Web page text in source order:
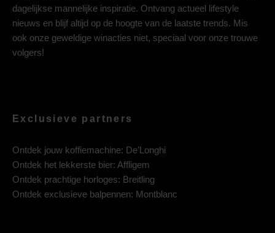
dagelijkse mannelijke inspiratie. Ontvang actueel lifestyle
nieuws en blijf altijd op de hoogte van de laatste trends. Mis
ook onze geweldige winacties niet, speciaal voor onze trouwe
volgers!
Exclusieve partners
Ontdek jouw koffiemachine: De’Longhi
Ontdek het lekkerste bier: Affligem
Ontdek prachtige horloges: Breitling
Ontdek exclusieve balpennen: Montblanc